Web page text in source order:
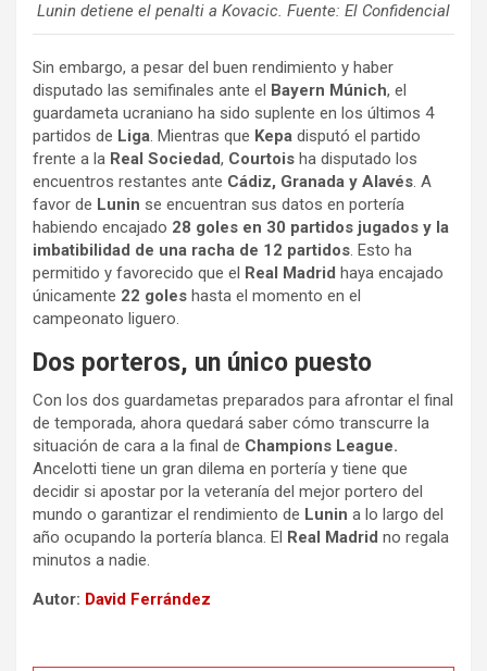
Lunin detiene el penalti a Kovacic. Fuente: El Confidencial
Sin embargo, a pesar del buen rendimiento y haber
disputado las semifinales ante el
Bayern Múnich, el
guardameta ucraniano ha sido suplente en los últimos 4
partidos de Liga. Mientras que Kepa disputó el partido
frente a la Real Sociedad, Courtois ha disputado los
encuentros restantes ante Cádiz, Granada y Alavés. A
favor de Lunin se encuentran sus datos en portería
habiendo encajado 28 goles en 30 partidos jugados y la
imbatibilidad de una racha de 12 partidos. Esto ha
permitido y favorecido que el
Real Madrid haya encajado
únicamente 22 goles hasta el momento en el
campeonato liguero.
Dos porteros, un único puesto
Con los dos guardametas preparados para afrontar el final
de temporada, ahora quedará saber cómo transcurre la
situación de cara a la final de Champions League.
Ancelotti tiene un gran dilema en portería y tiene que
decidir si apostar por la veteranía del mejor portero del
mundo o garantizar el rendimiento de Lunin a lo largo del
año ocupando la portería blanca. El Real Madrid no regala
minutos a nadie.
Autor: David Ferrández